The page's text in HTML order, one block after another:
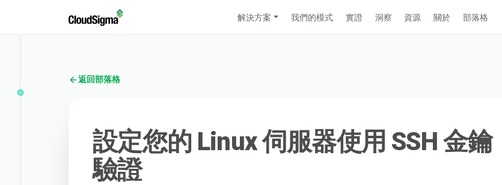
解決方案 我們的模式 實證 洞察 資源 關於 部落格
返回部落格
設定您的 Linux 伺服器使用 SSH 金鑰
驗證